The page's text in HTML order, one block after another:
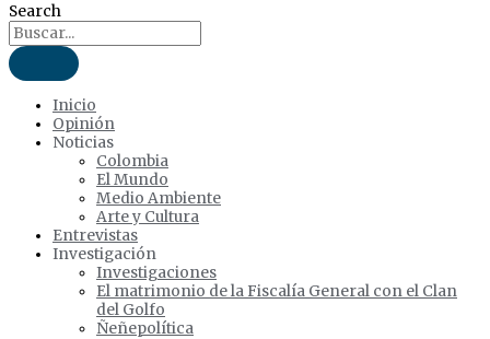
Search
Inicio
Opinión
Noticias
Colombia
El Mundo
Medio Ambiente
Arte y Cultura
Entrevistas
Investigación
Investigaciones
El matrimonio de la Fiscalía General con el Clan
del Golfo
Ñeñepolítica